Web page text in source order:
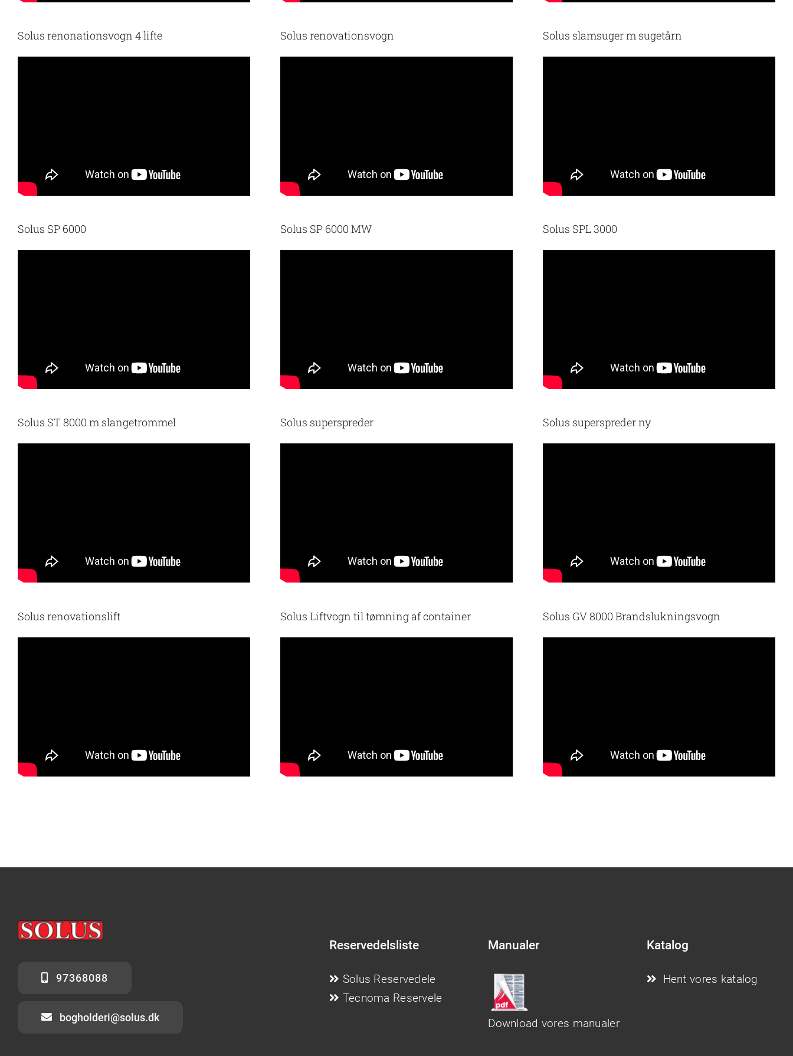
Solus renonationsvogn 4 lifte Solus renovationsvogn Solus slamsuger m sugetårn
Solus SP 6000 Solus SP 6000 MW Solus SPL 3000
Solus ST 8000 m slangetrommel Solus superspreder Solus superspreder ny
Solus renovationslift Solus Liftvogn til tømning af container Solus GV 8000 Brandslukningsvogn
97368088
bogholderi@solus.dk
Reservedelsliste
Solus Reservedele
Tecnoma Reservele
Manualer
Download vores manualer
Katalog
Hent vores katalog